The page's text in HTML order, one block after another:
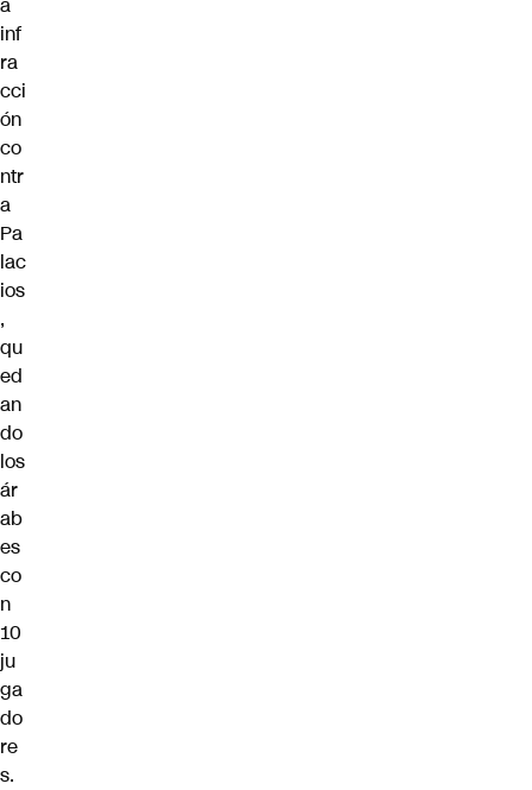
inf
ra
cci
ón
co
ntr
a
Pa
lac
ios
,
qu
ed
an
do
los
ár
ab
es
co
n
10
ju
ga
do
re
s.